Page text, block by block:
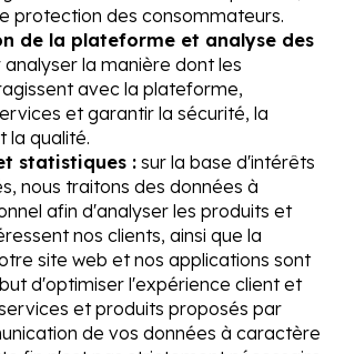
protection des consommateurs.
de la plateforme et analyse des
analyser la manière dont les
avec la plateforme,
et garantir la sécurité, la
la qualité.
statistiques :sur la base d'intérêts
nous traitons des données à
afin d'analyser les produits et
nos clients, ainsi que la
site web et nos applications sont
d'optimiser l'expérience client et
et produits proposés par
de vos données à caractère